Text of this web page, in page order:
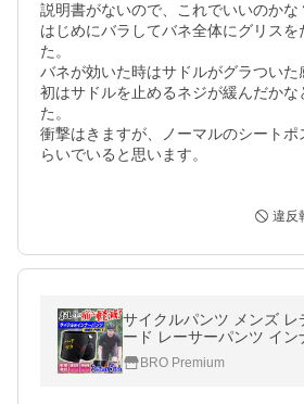
説明書がないので、これでいいのかな
はじめにバラしてバネ全体にグリスを
た。
バネが効いた時はサドルがグラついた
初はサドルを止めるネジが緩んだかな
た。
衝撃はきますが、ノーマルのシートポ
らいでいると思います。
違反
サイクルパンツ メンズ
ード レーサーパンツ イン
ルウェア 自転車 ケツパッ
イクリング 春 夏 秋 冬
BRO Premium